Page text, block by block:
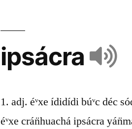
ipsácra
1. adj. éᵛxe ídidídi búᵛc déc
éᵛxe crán̈huachá ipsácra